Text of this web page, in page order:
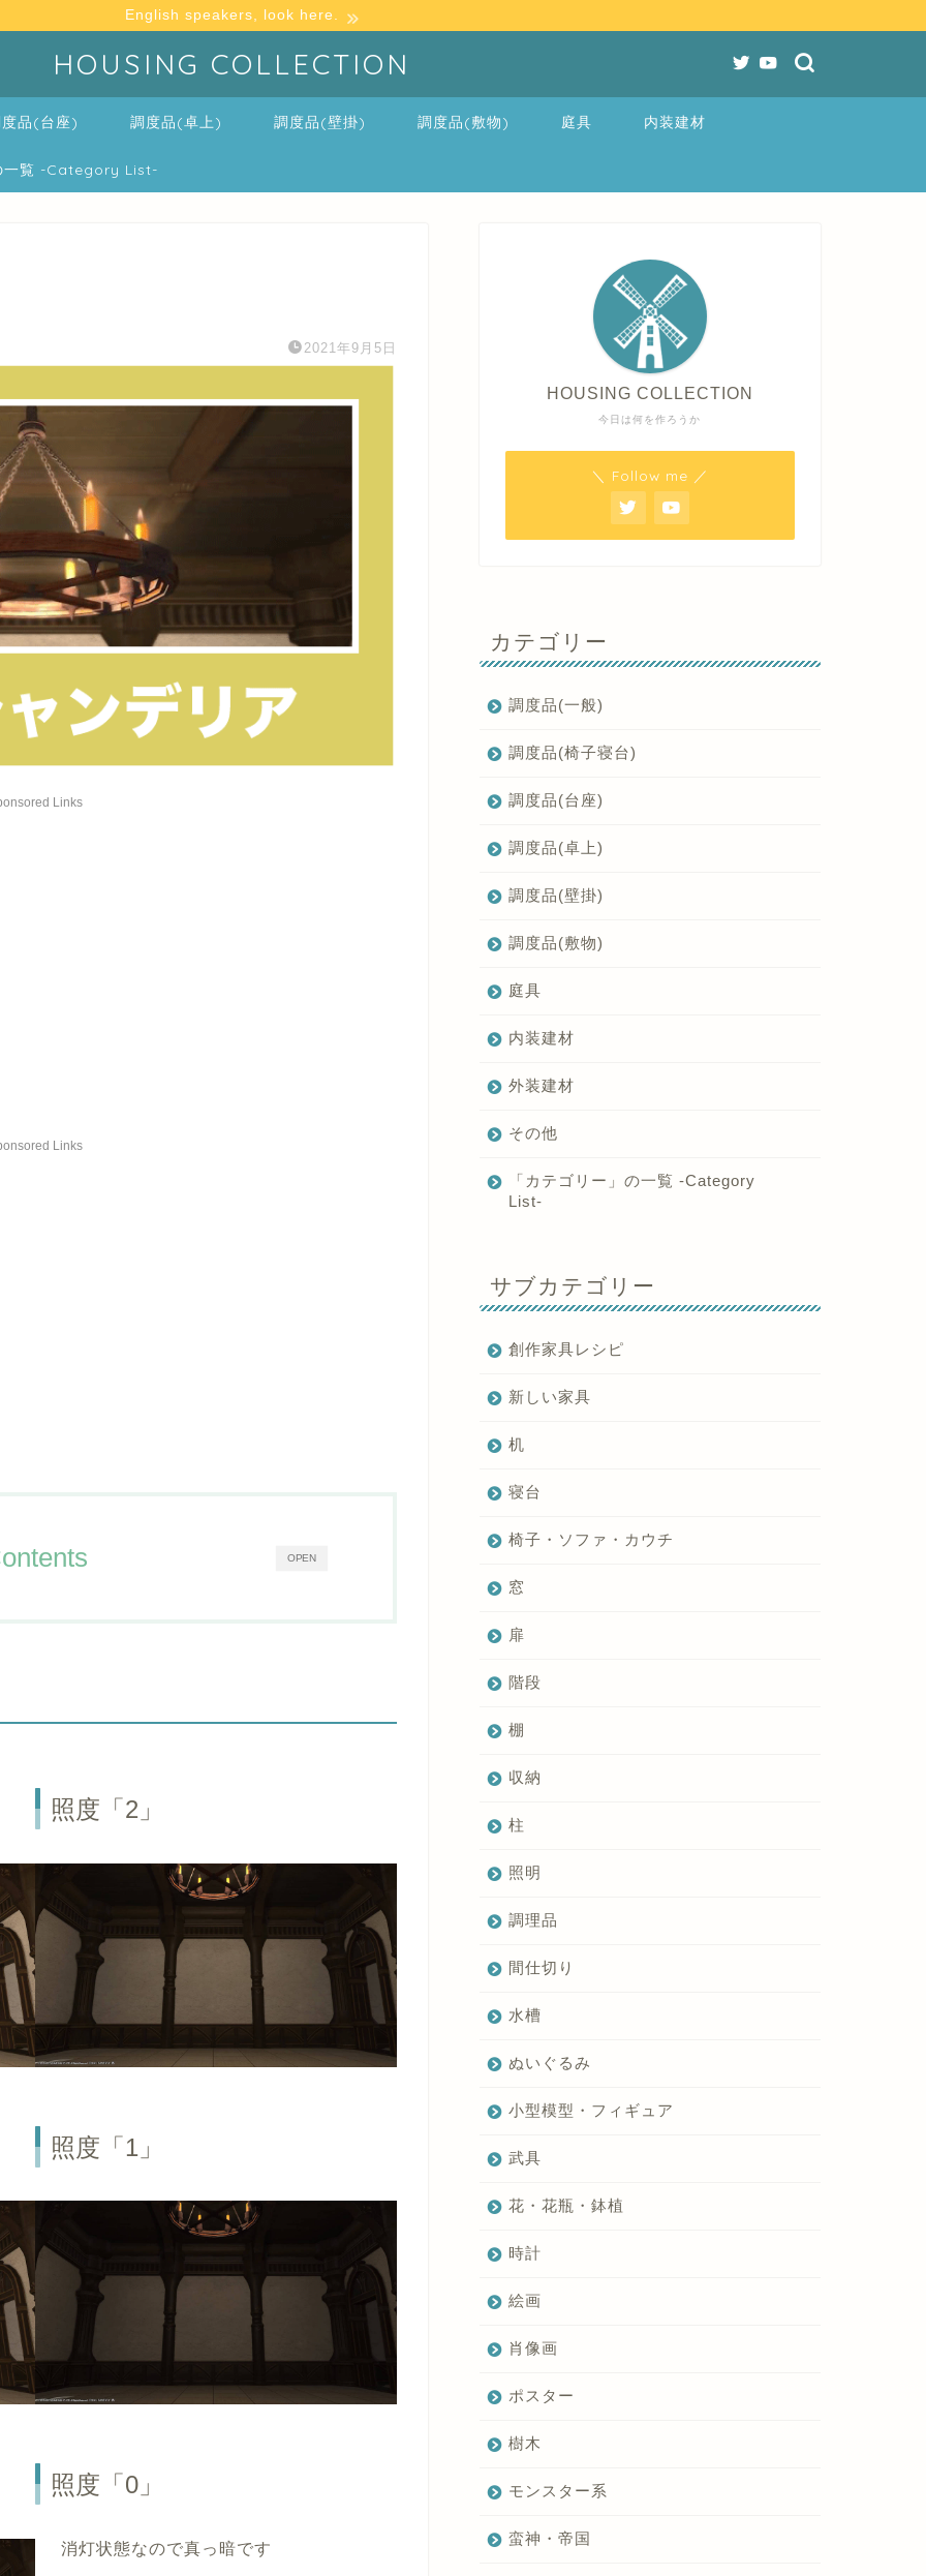
English speakers, look here.
HOUSING COLLECTION
品(台座) 調度品(卓上) 調度品(壁掛) 調度品(敷物) 庭具 内装建材
一覧 -Category List-
2021年9月5日
Links
Links
OPEN
照度「2」
照度「1」
照度「0」
消灯状態なので真っ暗です
今日は何を作ろうか
HOUSING COLLECTION
＼ Follow me ／
カテゴリー
調度品(一般)
調度品(椅子寝台)
調度品(台座)
調度品(卓上)
調度品(壁掛)
調度品(敷物)
庭具
内装建材
外装建材
その他
「カテゴリー」の一覧 -Category
List-
サブカテゴリー
創作家具レシピ
新しい家具
机
寝台
椅子・ソファ・カウチ
窓
扉
階段
棚
収納
柱
照明
調理品
間仕切り
水槽
ぬいぐるみ
小型模型・フィギュア
武具
花・花瓶・鉢植
時計
絵画
肖像画
ポスター
樹木
モンスター系
蛮神・帝国